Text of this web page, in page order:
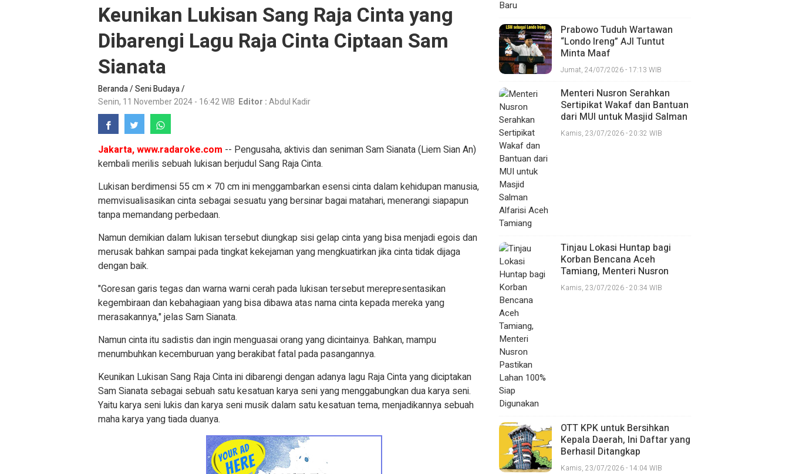
Keunikan Lukisan Sang Raja Cinta yang
Dibarengi Lagu Raja Cinta Ciptaan Sam
Sianata
Beranda/Seni Budaya/
Senin, 11 November 2024 - 16:42 WIB Editor :Abdul Kadir
Jakarta, www.radaroke.com -- Pengusaha, aktivis dan seniman Sam Sianata (Liem Sian An)
kembali merilis sebuah lukisan berjudul Sang Raja Cinta.
Lukisan berdimensi 55 cm × 70 cm ini menggambarkan esensi cinta dalam kehidupan manusia,
memvisualisasikan cinta sebagai sesuatu yang bersinar bagai matahari, menerangi siapapun
tanpa memandang perbedaan.
Namun demikian dalam lukisan tersebut diungkap sisi gelap cinta yang bisa menjadi egois dan
merusak bahkan sampai pada tingkat kekejaman yang mengkuatirkan jika cinta tidak dijaga
dengan baik.
"Goresan garis tegas dan warna warni cerah pada lukisan tersebut merepresentasikan
kegembiraan dan kebahagiaan yang bisa dibawa atas nama cinta kepada mereka yang
merasakannya," jelas Sam Sianata.
Namun cinta itu sadistis dan ingin menguasai orang yang dicintainya. Bahkan, mampu
menumbuhkan kecemburuan yang berakibat fatal pada pasangannya.
Keunikan Lukisan Sang Raja Cinta ini dibarengi dengan adanya lagu Raja Cinta yang diciptakan
Sam Sianata sebagai sebuah satu kesatuan karya seni yang menggabungkan dua karya seni.
Yaitu karya seni lukis dan karya seni musik dalam satu kesatuan tema, menjadikannya sebuah
maha karya yang tiada duanya.
Prabowo Tuduh Wartawan
“Londo Ireng” AJI Tuntut
Minta Maaf
Jumat, 24/07/2026 - 17:13 WIB
Menteri Nusron Serahkan
Sertipikat Wakaf dan Bantuan
dari MUI untuk Masjid Salman
Alfarisi Aceh Tamiang
Kamis, 23/07/2026 - 20:32 WIB
Tinjau Lokasi Huntap bagi
Korban Bencana Aceh
Tamiang, Menteri Nusron
Pastikan Lahan 100% Siap
Digunakan
Kamis, 23/07/2026 - 20:34 WIB
OTT KPK untuk Bersihkan
Kepala Daerah, Ini Daftar yang
Berhasil Ditangkap
Kamis, 23/07/2026 - 14:04 WIB